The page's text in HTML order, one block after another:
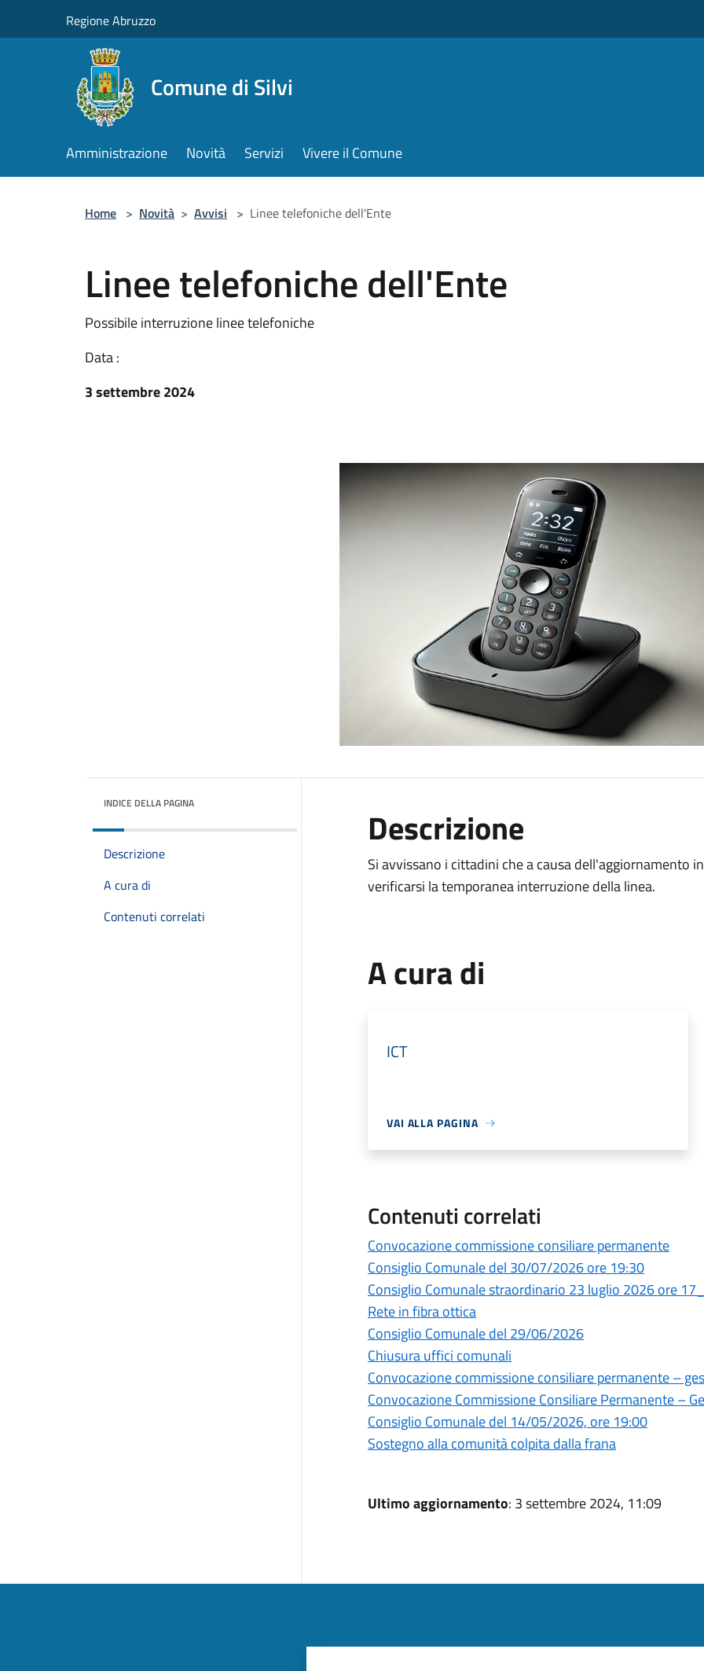
Regione Abruzzo
Comune di Silvi
Amministrazione Novità Servizi Vivere il Comune
Home > Novità > Avvisi > Linee telefoniche dell'Ente
Linee telefoniche dell'Ente
Possibile interruzione linee telefoniche
Data :
3 settembre 2024
INDICE DELLA PAGINA
Descrizione
A cura di
Contenuti correlati
Descrizione
Si avvissano i cittadini che a causa dell'aggiornamento
verificarsi la temporanea interruzione della linea.
A cura di
ICT
VAI ALLA PAGINA
Contenuti correlati
Convocazione commissione consiliare permanente
Consiglio Comunale del 30/07/2026 ore 19:30
Consiglio Comunale straordinario 23 luglio 2026 ore
Rete in fibra ottica
Consiglio Comunale del 29/06/2026
Chiusura uffici comunali
Convocazione commissione consiliare permanente –
Convocazione Commissione Consiliare Permanente –
Consiglio Comunale del 14/05/2026, ore 19:00
Sostegno alla comunità colpita dalla frana
Ultimo aggiornamento: 3 settembre 2024, 11:09